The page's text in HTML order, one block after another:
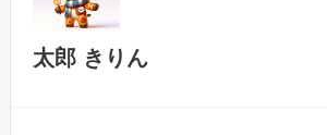
太郎 きりん